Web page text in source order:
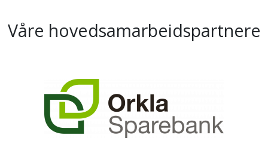
Våre hovedsamarbeidspartnere